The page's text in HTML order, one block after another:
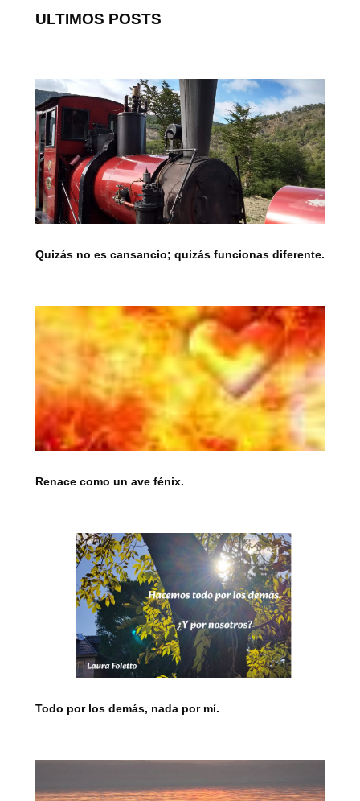
ULTIMOS POSTS
Quizás no es cansancio; quizás funcionas diferente.
Renace como un ave fénix.
Todo por los demás, nada por mí.